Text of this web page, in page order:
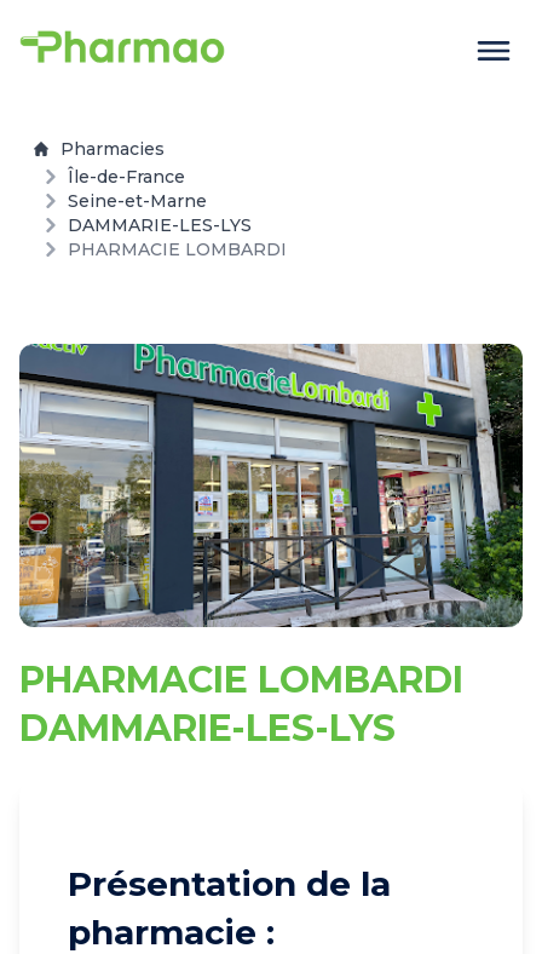
Pharmacies
Île-de-France
Seine-et-Marne
DAMMARIE-LES-LYS
PHARMACIE LOMBARDI
PHARMACIE LOMBARDI
DAMMARIE-LES-LYS
Présentation de la
pharmacie :